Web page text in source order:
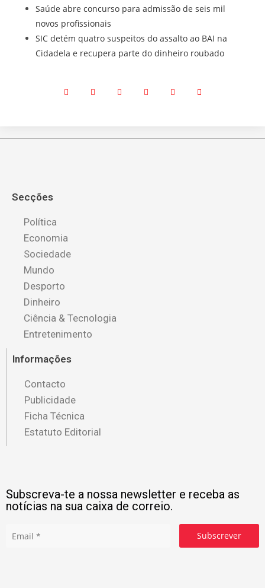
Saúde abre concurso para admissão de seis mil
novos profissionais
SIC detém quatro suspeitos do assalto ao BAI na
Cidadela e recupera parte do dinheiro roubado
Secções
Política
Economia
Sociedade
Mundo
Desporto
Dinheiro
Ciência & Tecnologia
Entretenimento
Informações
Contacto
Publicidade
Ficha Técnica
Estatuto Editorial
Subscreva-te a nossa newsletter e receba as
notícias na sua caixa de correio.
Subscrever